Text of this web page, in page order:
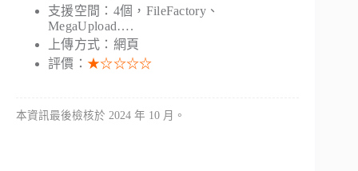
支援空間：4個，FileFactory、
MegaUpload….
上傳方式：網頁
評價： ★☆☆☆☆
本資訊最後檢核於 2024 年 10 月。